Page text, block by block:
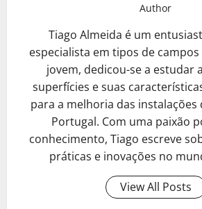
Author
Tiago Almeida é um
especialista em tipos de
jovem, dedicou-se a estudar
superfícies e suas
para a melhoria das instalações
Portugal. Com uma paixão
conhecimento, Tiago escreve
práticas e inovações no
View All Posts